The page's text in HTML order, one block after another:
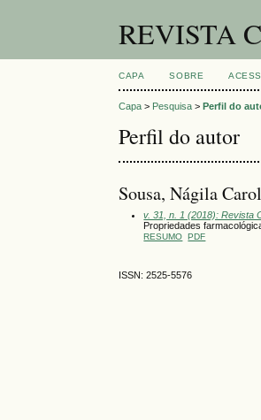
REVISTA
CAPA SOBRE
Capa > Pesquisa >Perfil do
Perfil do autor
Sousa, Nágila
v. 31, n. 1 (2018): Revista
Propriedades
RESUMO PDF
ISSN: 2525-5576